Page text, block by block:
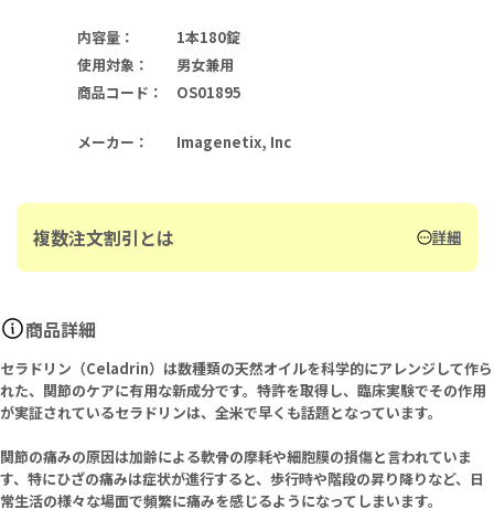
内容量 ：
1本180錠
使用対象 ：
男女兼用
商品コード ： OS01895
メーカー ： Imagenetix, Inc
複数注文割引とは 詳細
商品詳細
セラドリン（Celadrin）は数種類の天然オイルを科学的にアレンジして作ら
れた、関節のケアに有用な新成分です。特許を取得し、臨床実験でその作用
が実証されているセラドリンは、全米で早くも話題となっています。
関節の痛みの原因は加齢による軟骨の摩耗や細胞膜の損傷と言われていま
す、特にひざの痛みは症状が進行すると、歩行時や階段の昇り降りなど、日
常生活の様々な場面で頻繁に痛みを感じるようになってしまいます。